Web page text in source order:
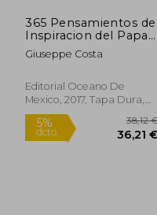
5%
dcto.
365 Pensamientos de
Inspiracion del Papa
Francisco
Giuseppe Costa
Editorial Oceano De
Mexico, 2017, Tapa Dura,
Nuevo